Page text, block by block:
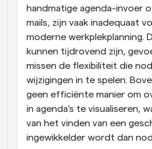
handmatige agenda-invoer
mails, zijn vaak inadequaat
moderne werkplekplanning.
kunnen tijdrovend zijn,
missen de flexibiliteit die
wijzigingen in te spelen.
geen efficiënte manier om
in agenda's te visualiseren,
van het vinden van een
ingewikkelder wordt dan